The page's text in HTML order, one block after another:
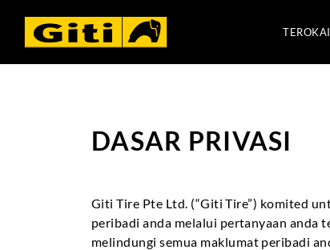
DASAR PRIVASI
Giti Tire Pte Ltd. (“Giti Tire”) komited
peribadi anda melalui pertanyaan anda
melindungi semua maklumat peribadi